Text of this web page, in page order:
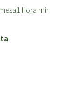
1 Hora min